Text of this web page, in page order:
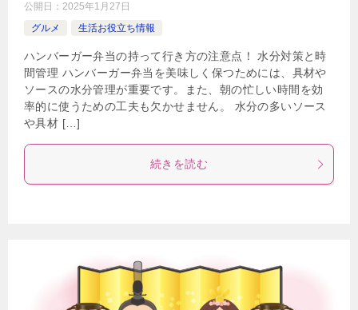
公開日： 2025年1月27日
グルメ
生活お役立ち情報
ハンバーガー弁当の持って行き方の注意点！ 水分対策と時
間管理 ハンバーガー弁当を美味しく保つためには、具材や
ソースの水分管理が重要です。また、朝の忙しい時間を効
率的に使うための工夫も欠かせません。 水分の多いソース
や具材 […]
続きを読む